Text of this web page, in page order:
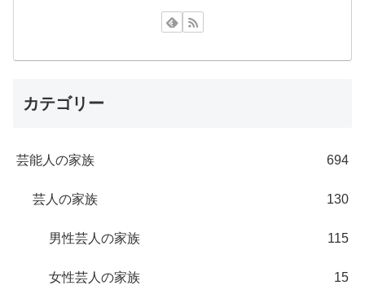
カテゴリー
芸能人の家族 694
芸人の家族 130
男性芸人の家族 115
女性芸人の家族 15